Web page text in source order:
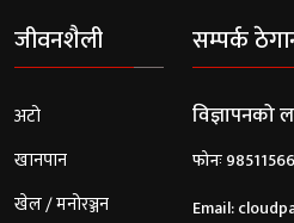
जीवनशैली
अटो
खानपान
खेल / मनोरञ्जन
सम्पर्क
विज्ञापनको
फोनः
Email: